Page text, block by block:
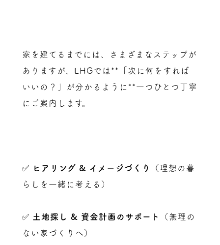
家を建てるまでには、さまざまなステップが
ありますが、LHGでは**「次に何をすれば
いいの？」が分かるように**一つひとつ丁寧
にご案内します。
✅ ヒアリング & イメージづくり
（理想の暮
らしを一緒に考える）
✅ 土地探し & 資金計画のサポート
（無理の
ない家づくりへ）